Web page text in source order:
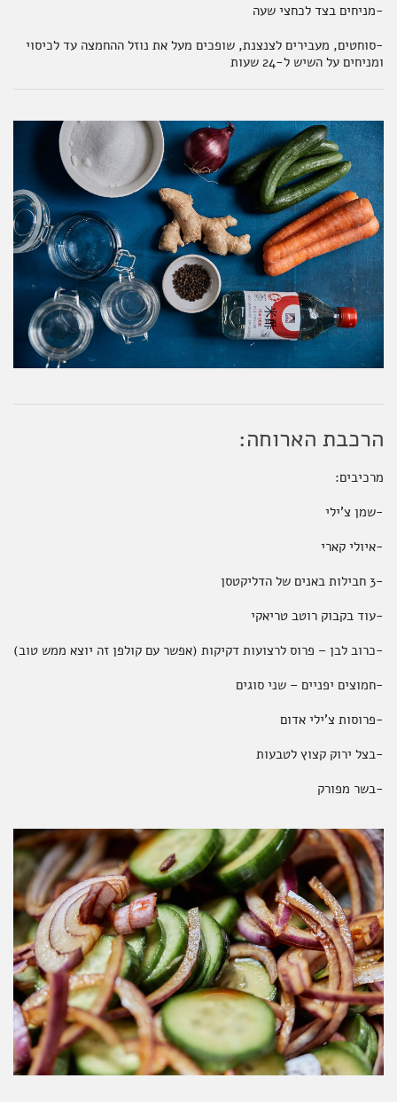
-מניחים בצד לכחצי שעה
-סוחטים, מעבירים לצנצנת, שופכים מעל את נוזל ההחמצה עד לכיסוי
ומניחים על השיש ל-24 שעות
הרכבת הארוחה:
מרכיבים:
-שמן צ'ילי
-איולי קארי
-3 חבילות באנים של הדליקטסן
-עוד בקבוק רוטב טריאקי
-כרוב לבן – פרוס לרצועות דקיקות (אפשר עם קולפן זה יוצא ממש טוב)
-חמוצים יפניים – שני סוגים
-פרוסות צ'ילי אדום
-בצל ירוק קצוץ לטבעות
-בשר מפורק